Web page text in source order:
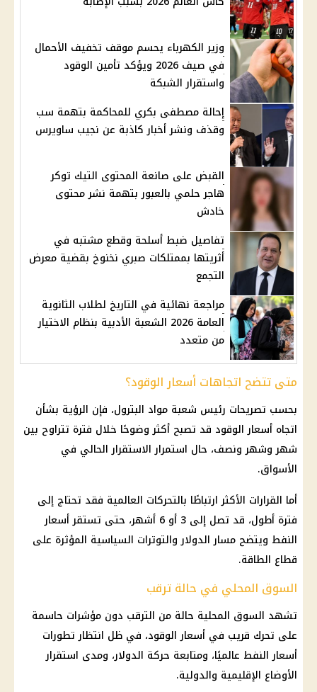
وزير الكهرباء يحسم موقف تخفيف الأحمال
في صيف 2026 ويؤكد تأمين الوقود
واستقرار الشبكة
إحالة مصطفى بكري للمحاكمة بتهمة سب
وقذف ونشر أخبار كاذبة عن نجيب ساويرس
القبض على صانعة المحتوى التيك توكر
هاجر حلمي بالعبور بتهمة نشر محتوى
خادش
تفاصيل ضبط أسلحة وقطع مشتبه في
أثريتها بممتلكات صبري نخنوخ بقضية معرض
التجمع
مراجعة نهائية في التاريخ لطلاب الثانوية
العامة 2026 الشعبة الأدبية بنظام الاختيار
من متعدد
متى تتضح اتجاهات أسعار الوقود؟
بحسب تصريحات رئيس شعبة مواد البترول، فإن الرؤية بشأن
اتجاه أسعار الوقود قد تصبح أكثر وضوحًا خلال فترة تتراوح بين
شهر وشهر ونصف، حال استمرار الاستقرار الحالي في
الأسواق.
أما القرارات الأكثر ارتباطًا بالتحركات العالمية فقد تحتاج إلى
فترة أطول، قد تصل إلى 3 أو 6 أشهر، حتى تستقر
أسعار
النفط ويتضح مسارالدولاروالتوترات السياسية المؤثرة على
قطاع الطاقة.
السوق المحلي في حالة ترقب
تشهد السوق المحلية حالة من الترقب دون مؤشرات حاسمة
على تحرك قريب في أسعار الوقود، في ظل انتظار تطورات
أسعار النفط عالميًا، ومتابعة حركة الدولار، ومدى استقرار
الأوضاع الإقليمية والدولية.